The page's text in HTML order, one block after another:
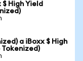
High Yield
a iBoxx $ High
Tokenized)